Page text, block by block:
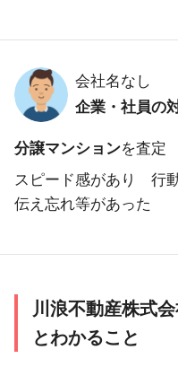
会社名なし
企業・社員の
分譲マンションを査定
スピード感があり 行
伝え忘れ等があった
川浪不動産株式
とわかること